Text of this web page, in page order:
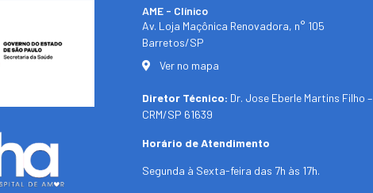
AME - Clínico​
Av. Loja Maçônica Renovadora, n° 105
Barretos/SP​
Ver no mapa
Diretor Técnico: Dr. Jose Eberle Martins Filho –
CRM/SP 61639
Horário de Atendimento
Segunda à Sexta-feira das 7h às 17h.